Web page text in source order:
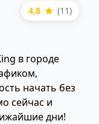
4,8 (11)
в городе
начать без
сейчас и
дни!